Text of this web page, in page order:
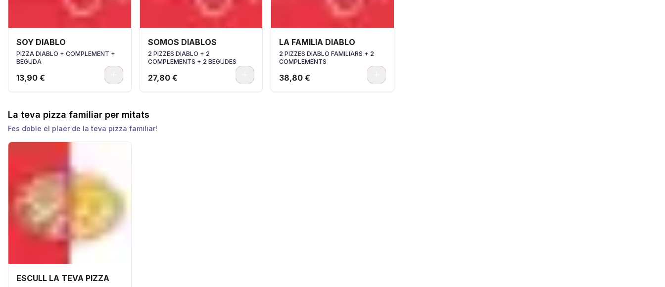
SOY DIABLO
PIZZA DIABLO + COMPLEMENT +
BEGUDA
13,90 €
SOMOS DIABLOS
2 PIZZES DIABLO + 2
COMPLEMENTS + 2 BEGUDES
27,80 €
LA FAMILIA DIABLO
2 PIZZES DIABLO FAMILIARS + 2
COMPLEMENTS
38,80 €
La teva pizza familiar per mitats
Fes doble el plaer de la teva pizza familiar!
ESCULL LA TEVA PIZZA